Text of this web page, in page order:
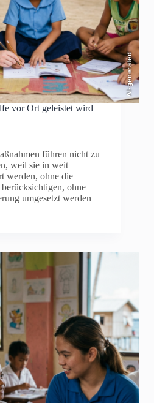
AI-generated
vor Ort geleistet wird
führen nicht zu
weil sie in weit
werden, ohne die
ohne
umgesetzt werden